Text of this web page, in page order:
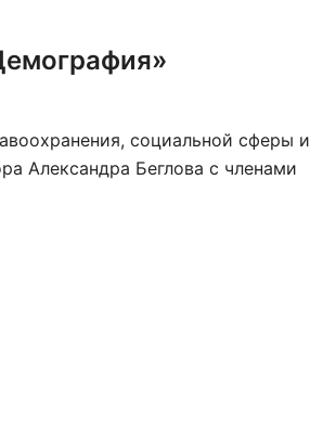
социальной сферы и
Александра Беглова с членами